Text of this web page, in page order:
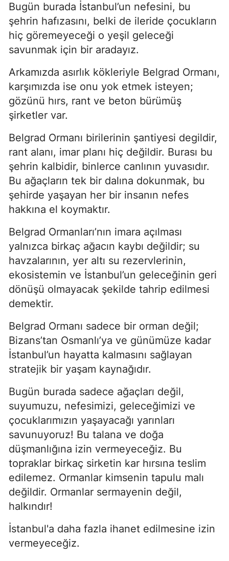
Bugün burada İstanbul’un nefesini, bu
şehrin hafızasını, belki de ileride çocukların
hiç göremeyeceği o yeşil geleceği
savunmak için bir aradayız.
Arkamızda asırlık kökleriyle Belgrad Ormanı,
karşımızda ise onu yok etmek isteyen;
gözünü hırs, rant ve beton bürümüş
şirketler var.
Belgrad Ormanı birilerinin şantiyesi degildir,
rant alanı, imar planı hiç değildir. Burası bu
şehrin kalbidir, binlerce canlının yuvasıdır.
Bu ağaçların tek bir dalına dokunmak, bu
şehirde yaşayan her bir insanın nefes
hakkına el koymaktır.
Belgrad Ormanları’nın imara açılması
yalnızca birkaç ağacın kaybı değildir; su
havzalarının, yer altı su rezervlerinin,
ekosistemin ve İstanbul’un geleceğinin geri
dönüşü olmayacak şekilde tahrip edilmesi
demektir.
Belgrad Ormanı sadece bir orman değil;
Bizans’tan Osmanlı’ya ve günümüze kadar
İstanbul’un hayatta kalmasını sağlayan
stratejik bir yaşam kaynağıdır.
Bugün burada sadece ağaçları değil,
suyumuzu, nefesimizi, geleceğimizi ve
çocuklarımızın yaşayacağı yarınları
savunuyoruz! Bu talana ve doğa
düşmanlığına izin vermeyeceğiz. Bu
topraklar birkaç sirketin kar hırsına teslim
edilemez. Ormanlar kimsenin tapulu malı
değildir. Ormanlar sermayenin değil,
halkındır!
İstanbul'a daha fazla ihanet edilmesine izin
vermeyeceğiz.